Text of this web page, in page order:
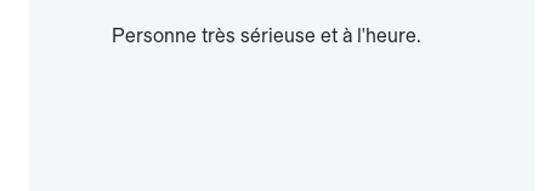
Personne très sérieuse et à l'heure.